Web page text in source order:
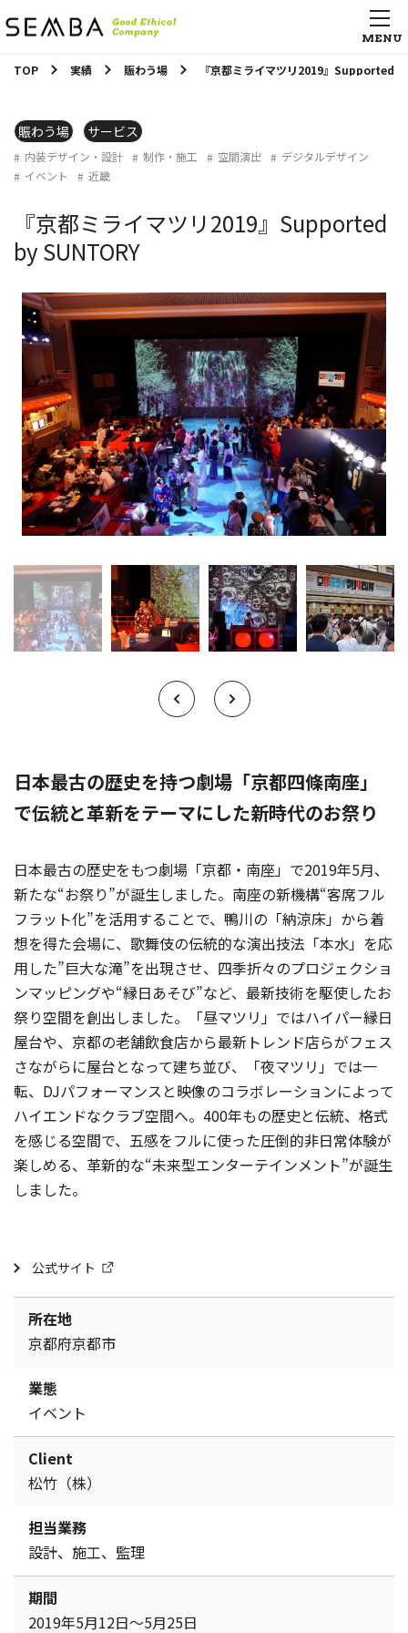
TOP 実績 賑わう場 『京都ミライマツリ2019』Supported
賑わう場 サービス
内装デザイン・設計 制作・施工 空間演出
デジタルデザイン
イベント
近畿
『京都ミライマツリ2019』Supported
by SUNTORY
日本最古の歴史を持つ劇場「京都四條南座」
で伝統と革新をテーマにした新時代のお祭り
日本最古の歴史をもつ劇場「京都・南座」で2019年5月、
新たな“お祭り”が誕生しました。南座の新機構“客席フル
フラット化”を活用することで、鴨川の「納涼床」から着
想を得た会場に、歌舞伎の伝統的な演出技法「本水」を応
用した”巨大な滝”を出現させ、四季折々のプロジェクショ
ンマッピングや“縁日あそび”など、最新技術を駆使したお
祭り空間を創出しました。「昼マツリ」ではハイパー縁日
屋台や、京都の老舗飲食店から最新トレンド店らがフェス
さながらに屋台となって建ち並び、「夜マツリ」では一
転、DJパフォーマンスと映像のコラボレーションによって
ハイエンドなクラブ空間へ。400年もの歴史と伝統、格式
を感じる空間で、五感をフルに使った圧倒的非日常体験が
楽しめる、革新的な“未来型エンターテインメント”が誕生
しました。
公式サイト
所在地
京都府京都市
業態
イベント
Client
松竹（株）
担当業務
設計、施工、監理
期間
2019年5月12日～5月25日